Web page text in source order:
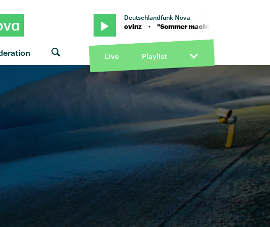
Deutschlandfunk Nova
von Provinz · "Sommer macht melancholisch" von Provinz ·
Live Playlist